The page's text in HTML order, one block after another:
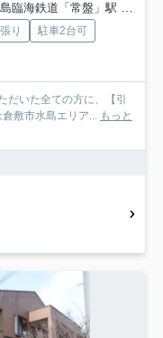
臨海鉄道「常盤」駅 徒歩33分
り
駐車2台可
だいた全ての方に、【引
敷市水島エリア... もっと